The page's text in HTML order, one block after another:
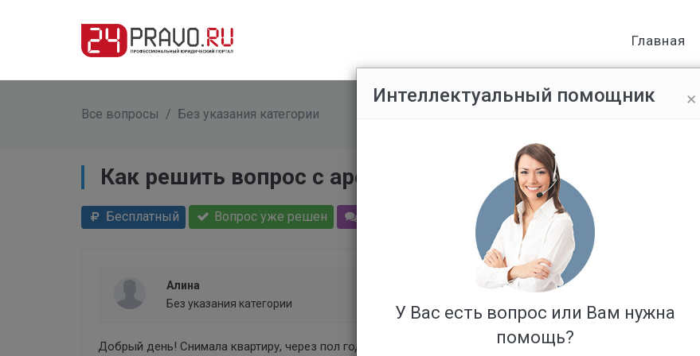
Главная
Все вопросы / Без указания категории
Как решить вопрос с арендодателем?
Бесплатный Вопрос уже решен
Алина
Без указания категории
Добрый день! Снимала квартиру, через пол года захотела расторгнуть договор , сообщила хозяйке, она
×
Интеллектуальный помощник
У Вас есть вопрос или Вам нужна
помощь?